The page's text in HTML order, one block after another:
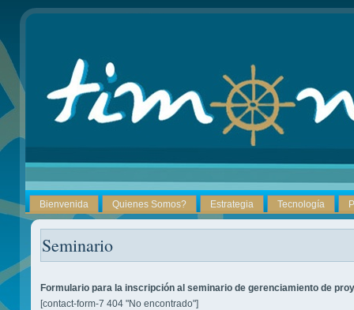
Bienvenida Quienes Somos? Estrategia Tecnología
Seminario
Formulario para la inscripción al seminario de gerenciamiento de
[contact-form-7 404 "No encontrado"]